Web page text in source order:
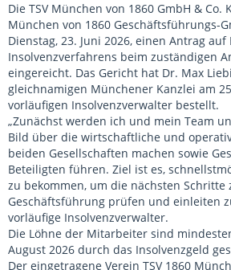
Die TSV München von 1860 GmbH & Co.
München von 1860 Geschäftsführungs-
Dienstag, 23. Juni 2026, einen Antrag
Insolvenzverfahrens beim zuständigen
eingereicht. Das Gericht hat Dr. Max
gleichnamigen Münchener Kanzlei am
vorläufigen Insolvenzverwalter bestellt.
„Zunächst werden ich und mein Team
Bild über die wirtschaftliche und
beiden Gesellschaften machen sowie
Beteiligten führen. Ziel ist es,
zu bekommen, um die nächsten
Geschäftsführung prüfen und einleiten
vorläufige Insolvenzverwalter.
Die Löhne der Mitarbeiter sind
August 2026 durch das Insolvenzgeld
Der eingetragene Verein TSV 1860